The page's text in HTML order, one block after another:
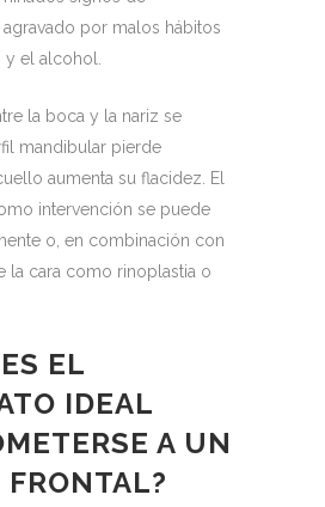
por malos hábitos
el alcohol.
la boca y la nariz se
mandibular pierde
aumenta su flacidez.
El
intervención se puede
o, en combinación con
la cara como rinoplastia o
EL
IDEAL
A UN